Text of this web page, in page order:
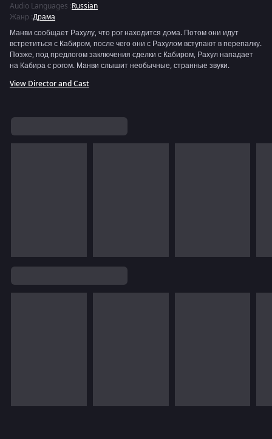
Audio Languages :Russian
Жанр :Драма
Манви сообщает Рахулу, что рог находится дома. Потом они идут
встретиться с Кабиром, после чего они с Рахулом вступают в перепалку.
Позже, под предлогом заключения сделки с Кабиром, Рахул нападает
на Кабира с рогом. Манви слышит необычные, странные звуки.
View Director and Cast